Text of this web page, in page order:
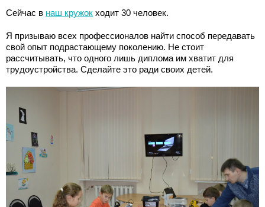
Сейчас в наш кружок ходит 30 человек.
Я призываю всех профессионалов найти способ передавать
свой опыт подрастающему поколению. Не стоит
рассчитывать, что одного лишь диплома им хватит для
трудоустройства. Сделайте это ради своих детей.